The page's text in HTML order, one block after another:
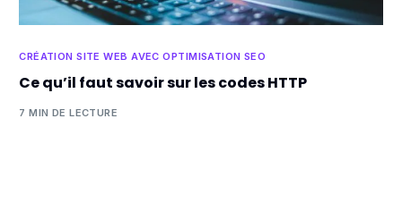
CRÉATION SITE WEB AVEC OPTIMISATION SEO
Ce qu’il faut savoir sur les codes HTTP
7 MIN DE LECTURE